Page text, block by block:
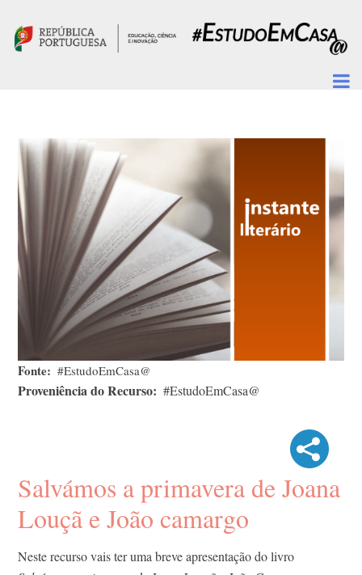
Fonte #EstudoEmCasa@
Proveniência do Recurso #EstudoEmCasa@
Salvámos a primavera de Joana
Louçã e João camargo
Neste recurso vais ter uma breve apresentação do livro